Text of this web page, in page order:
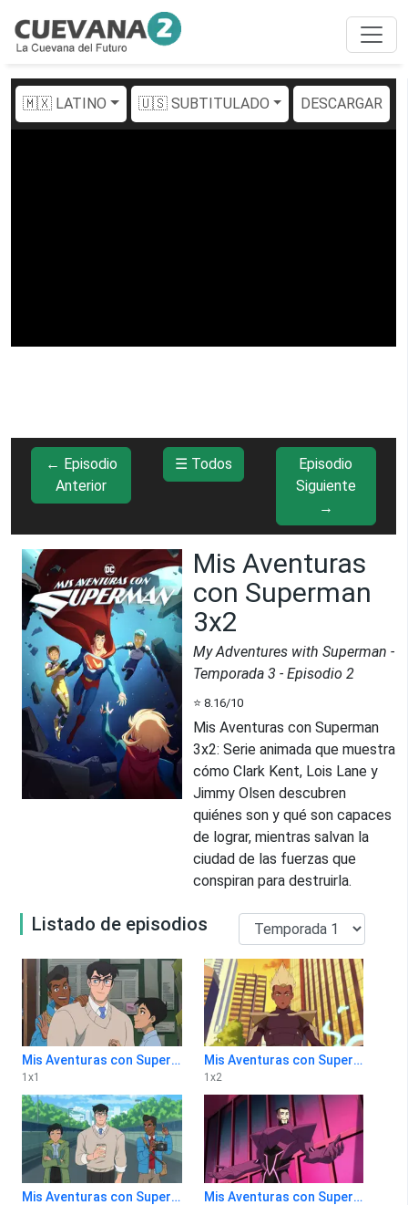
🇲🇽 LATINO 🇺🇸 SUBTITULADO DESCARGAR
← Episodio
Anterior
☰ Todos
Episodio
Siguiente
→
Mis Aventuras
con Superman
3x2
My Adventures with Superman -
Temporada 3 - Episodio 2
⭐ 8.16/10
Mis Aventuras con Superman
3x2: Serie animada que muestra
cómo Clark Kent, Lois Lane y
Jimmy Olsen descubren
quiénes son y qué son capaces
de lograr, mientras salvan la
ciudad de las fuerzas que
conspiran para destruirla.
Listado de episodios
Mis Aventuras con Superman 1x1
1 x1
Mis Aventuras con Superman 1x2
1 x2
Mis Aventuras con Superman 1x3 Mis Aventuras con Superman 1x4